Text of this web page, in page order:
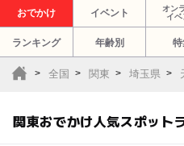
おでかけ イベント
オン
イベ
ランキング 年齢別 特
全国 関東 埼玉県
関東おでかけ人気スポット